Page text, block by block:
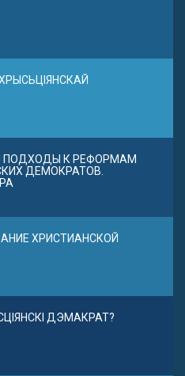
ПОДХОДЫ К РЕФОРМАМ
ДЕМОКРАТОВ.
ХРИСТИАНСКОЙ
ДЭМАКРАТ?